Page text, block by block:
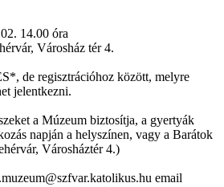
14.00 óra
Városház tér 4.
de regisztrációhoz között, melyre
jelentkezni.
a Múzeum biztosítja, a gyertyák
napján a helyszínen, vagy a Barátok
Városháztér 4.)
email